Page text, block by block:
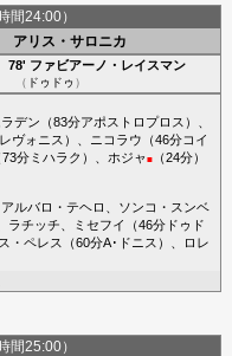
間24:00）
アリス・サロニカ
78' ファビアーノ・レイスマン
（ ドゥドゥ ）
ラデン （83分アポストロプロス ）、
ヴォニス ）、 ニコラウ （46分コイ
73分ミハラク ）、 ホジャ ■（24分）
アルバロ・テヘロ
ソンコ・スンベ
ラチッチ ミセフイ （46分ドゥド
・ペレス （60分A･ドニス ）、
ロレ
間25:00）